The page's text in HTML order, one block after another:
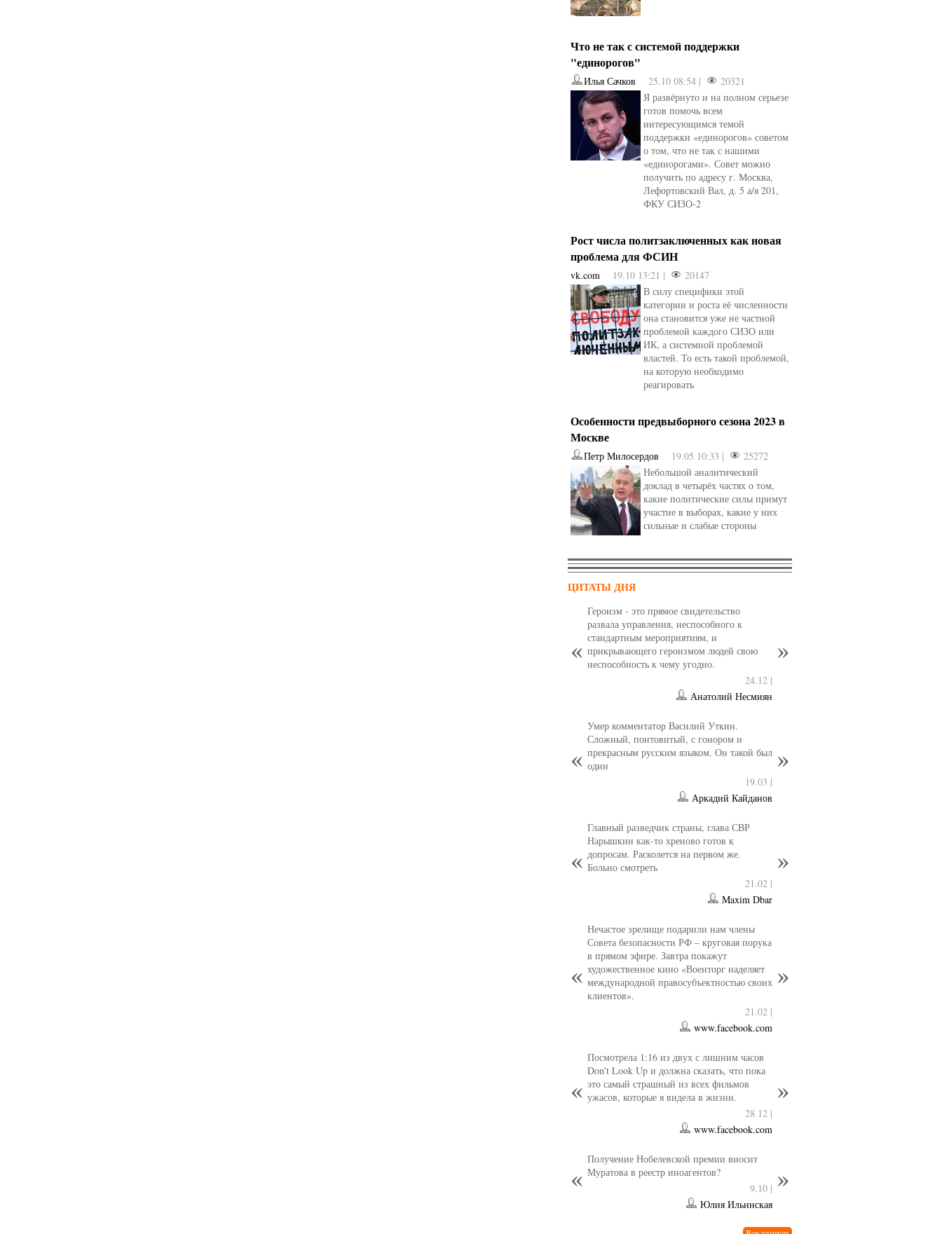
Что не так с системой поддержки
"единорогов"
Илья Сачков 25.10 08:54 |
20321
Я развёрнуто и на полном серьезе
готов помочь всем
интересующимся темой
поддержки «единорогов» советом
о том, что не так с нашими
«единорогами». Совет можно
получить по адресу г. Москва,
Лефортовский Вал, д. 5 а/я 201,
ФКУ СИЗО-2
Рост числа политзаключенных как новая
проблема для ФСИН
vk.com 19.10 13:21 |
20147
В силу специфики этой
категории и роста её численности
она становится уже не частной
проблемой каждого СИЗО или
ИК, а системной проблемой
властей. То есть такой проблемой,
на которую необходимо
реагировать
Особенности предвыборного сезона 2023 в
Москве
Петр Милосердов 19.05 10:33 |
25272
Небольшой аналитический
доклад в четырёх частях о том,
какие политические силы примут
участие в выборах, какие у них
сильные и слабые стороны
ЦИТАТЫ ДНЯ
Героизм - это прямое свидетельство
развала управления, неспособного к
стандартным мероприятиям, и
прикрывающего героизмом людей свою
неспособность к чему угодно.
24.12 |
Анатолий Несмиян
Умер комментатор Василий Уткин.
Сложный, понтовитый, с гонором и
прекрасным русским языком. Он такой был
один
19.03 |
Аркадий Кайданов
Главный разведчик страны, глава СВР
Нарышкин как-то хреново готов к
допросам. Расколется на первом же.
Больно смотреть
21.02 |
Maxim Dbar
Нечастое зрелище подарили нам члены
Совета безопасности РФ – круговая порука
в прямом эфире. Завтра покажут
художественное кино «Военторг наделяет
международной правосубъектностью своих
клиентов».
21.02 |
www.facebook.com
Посмотрела 1:16 из двух с лишним часов
Don’t Look Up и должна сказать, что пока
это самый страшный из всех фильмов
ужасов, которые я видела в жизни.
28.12 |
www.facebook.com
Получение Нобелевской премии вносит
Муратова в реестр иноагентов?
9.10 |
Юлия Ильинская